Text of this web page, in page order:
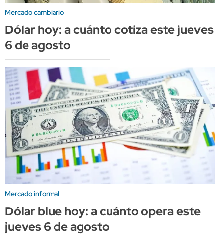
Mercado cambiario
Dólar hoy: a cuánto cotiza este jueves
6 de agosto
Mercado informal
Dólar blue hoy: a cuánto opera este
jueves 6 de agosto